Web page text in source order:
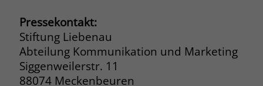
Pressekontakt:
Stiftung Liebenau
Abteilung Kommunikation und Marketing
Siggenweilerstr. 11
88074 Meckenbeuren
Zweck
Es enthält Informationen darüber,
sodass erzielte Erfolge wie z.B.
Bestellungen oder Kontaktanfragen der
Anzeige zugewiesen werden können.